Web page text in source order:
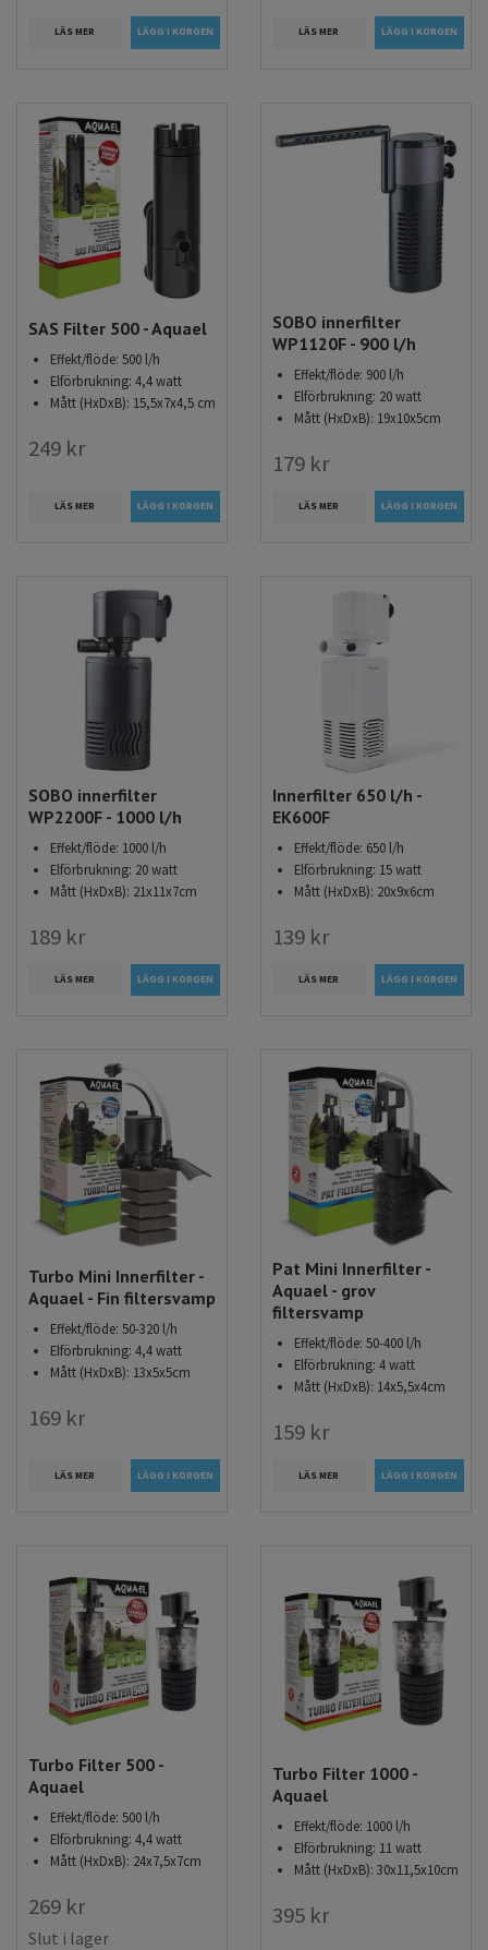
LÄS MER LÄS MER
SAS Filter 500 - Aquael
Effekt/flöde: 500 l/h
Elförbrukning: 4,4 watt
Mått (HxDxB): 15,5x7x4,5 cm
249 kr
LÄS MER
SOBO innerfilter
WP1120F - 900 l/h
Effekt/flöde: 900 l/h
Elförbrukning: 20 watt
Mått (HxDxB): 19x10x5cm
179 kr
LÄS MER
SOBO innerfilter
WP2200F - 1000 l/h
Effekt/flöde: 1000 l/h
Elförbrukning: 20 watt
Mått (HxDxB): 21x11x7cm
189 kr
LÄS MER
Innerfilter 650 l/h -
EK600F
Effekt/flöde: 650 l/h
Elförbrukning: 15 watt
Mått (HxDxB): 20x9x6cm
139 kr
LÄS MER
Turbo Mini Innerfilter -
Aquael - Fin filtersvamp
Effekt/flöde: 50-320 l/h
Elförbrukning: 4,4 watt
Mått (HxDxB): 13x5x5cm
169 kr
LÄS MER
Pat Mini Innerfilter -
Aquael - grov
filtersvamp
Effekt/flöde: 50-400 l/h
Elförbrukning: 4 watt
Mått (HxDxB): 14x5,5x4cm
159 kr
LÄS MER
Turbo Filter 500 -
Aquael
Effekt/flöde: 500 l/h
Elförbrukning: 4,4 watt
Mått (HxDxB): 24x7,5x7cm
269 kr
Slut i lager
Turbo Filter 1000 -
Aquael
Effekt/flöde: 1000 l/h
Elförbrukning: 11 watt
Mått (HxDxB): 30x11,5x10cm
395 kr